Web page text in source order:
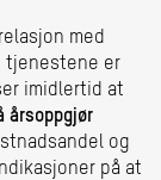
med
tjenestene er
imidlertid at
årsoppgjør
og
på at